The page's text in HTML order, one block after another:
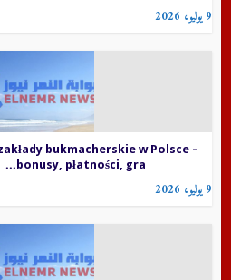
9 يوليو، 2026
bukmacherskie w Polsce –
bonusy, płatności, gra...
9 يوليو، 2026